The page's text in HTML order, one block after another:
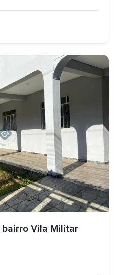
bairro Vila Militar